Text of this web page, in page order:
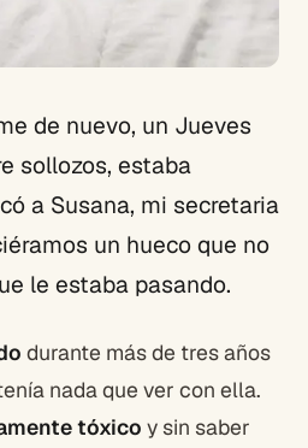
de nuevo, un Jueves
sollozos, estaba
a Susana, mi secretaria
un hueco que no
le estaba pasando.
durante más de tres años
nada que ver con ella.
tóxico y sin saber